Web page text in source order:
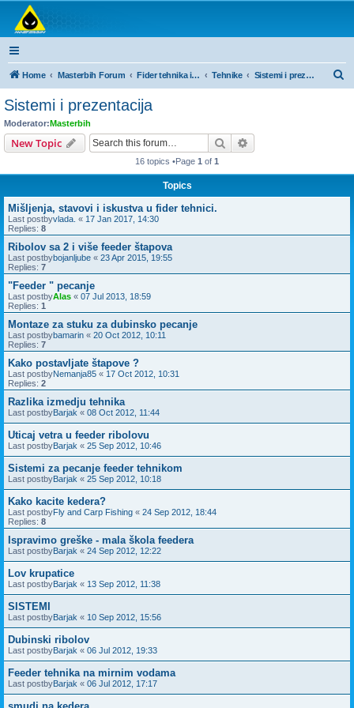
Masterbih Forum
Forum za sve ljubitelje ribolova.
Home Masterbih Forum Fider tehnika i dubinski ribolov Tehnike Sistemi i prezentacija
Sistemi i prezentacija
Moderator:Masterbih
New Topic Search
16 topics •Page 1 of 1
Topics
Mišljenja, stavovi i iskustva u fider tehnici.
Last postbyvlada. « 17 Jan 2017, 14:30
Replies: 8
Ribolov sa 2 i više feeder štapova
Last postbybojanljube « 23 Apr 2015, 19:55
Replies: 7
"Feeder " pecanje
Last postbyAlas « 07 Jul 2013, 18:59
Replies: 1
Montaze za stuku za dubinsko pecanje
Last postbybamarin « 20 Oct 2012, 10:11
Replies: 7
Kako postavljate štapove ?
Last postbyNemanja85 « 17 Oct 2012, 10:31
Replies: 2
Razlika izmedju tehnika
Last postbyBarjak « 08 Oct 2012, 11:44
Uticaj vetra u feeder ribolovu
Last postbyBarjak « 25 Sep 2012, 10:46
Sistemi za pecanje feeder tehnikom
Last postbyBarjak « 25 Sep 2012, 10:18
Kako kacite kedera?
Last postbyFly and Carp Fishing « 24 Sep 2012, 18:44
Replies: 8
Ispravimo greške - mala škola feedera
Last postbyBarjak « 24 Sep 2012, 12:22
Lov krupatice
Last postbyBarjak « 13 Sep 2012, 11:38
SISTEMI
Last postbyBarjak « 10 Sep 2012, 15:56
Dubinski ribolov
Last postbyBarjak « 06 Jul 2012, 19:33
Feeder tehnika na mirnim vodama
Last postbyBarjak « 06 Jul 2012, 17:17